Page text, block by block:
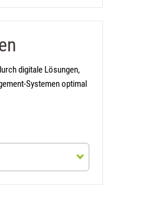
digitale Lösungen,
Systemen optimal